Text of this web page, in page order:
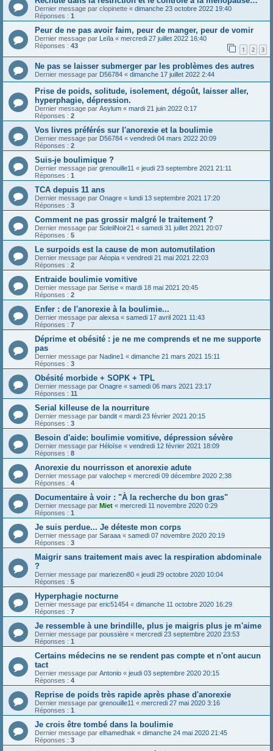
Dernier message par clopinette « dimanche 23 octobre 2022 19:40
Réponses : 1
Peur de ne pas avoir faim, peur de manger, peur de vomir
Dernier message par Leïla « mercredi 27 juillet 2022 16:40
Réponses : 43 1 2 3
Ne pas se laisser submerger par les problèmes des autres
Dernier message par D56784 « dimanche 17 juillet 2022 2:44
Prise de poids, solitude, isolement, dégoût, laisser aller,
hyperphagie, dépression.
Dernier message par Asylum « mardi 21 juin 2022 0:17
Réponses : 2
Vos livres préférés sur l'anorexie et la boulimie
Dernier message par D56784 « vendredi 04 mars 2022 20:09
Réponses : 2
Suis-je boulimique ?
Dernier message par grenouille11 « jeudi 23 septembre 2021 21:11
Réponses : 1
TCA depuis 11 ans
Dernier message par Onagre « lundi 13 septembre 2021 17:20
Réponses : 3
Comment ne pas grossir malgré le traitement ?
Dernier message par SoleilNoir21 « samedi 31 juillet 2021 20:07
Réponses : 5
Le surpoids est la cause de mon automutilation
Dernier message par Aéopia « vendredi 21 mai 2021 22:03
Réponses : 2
Entraide boulimie vomitive
Dernier message par Serise « mardi 18 mai 2021 20:45
Réponses : 2
Enfer : de l'anorexie à la boulimie...
Dernier message par alexsa « samedi 17 avril 2021 11:43
Réponses : 7
Déprime et obésité : je ne me comprends et ne me supporte
pas
Dernier message par Nadine1 « dimanche 21 mars 2021 15:11
Réponses : 3
Obésité morbide + SOPK + TPL
Dernier message par Onagre « samedi 06 mars 2021 23:17
Réponses : 11
Serial killeuse de la nourriture
Dernier message par bandit « mardi 23 février 2021 20:15
Réponses : 3
Besoin d'aide: boulimie vomitive, dépression sévère
Dernier message par Héloïse « vendredi 12 février 2021 18:09
Réponses : 8
Anorexie du nourrisson et anorexie adute
Dernier message par valochep « mercredi 09 décembre 2020 2:38
Réponses : 4
Documentaire à voir : "À la recherche du bon gras"
Dernier message par Miet « mercredi 11 novembre 2020 0:29
Réponses : 1
Je suis perdue... Je déteste mon corps
Dernier message par Saraaa « samedi 07 novembre 2020 20:19
Réponses : 3
Maigrir sans traitement mais avec la respiration abdominale
?
Dernier message par mariezen80 « jeudi 29 octobre 2020 10:04
Réponses : 5
Hyperphagie nocturne
Dernier message par eric51454 « dimanche 11 octobre 2020 16:29
Réponses : 7
Je ressemble à une brindille, plus je maigris plus je m'aime
Dernier message par poussière « mercredi 23 septembre 2020 23:53
Réponses : 1
Certains médecins ne se rendent pas compte et n'ont aucun
tact
Dernier message par Antonio « jeudi 03 septembre 2020 20:15
Réponses : 4
Reprise de poids très rapide après phase d'anorexie
Dernier message par grenouille11 « mercredi 27 mai 2020 3:16
Réponses : 1
Je crois être tombé dans la boulimie
Dernier message par elhamedhak « dimanche 24 mai 2020 21:45
Réponses : 3